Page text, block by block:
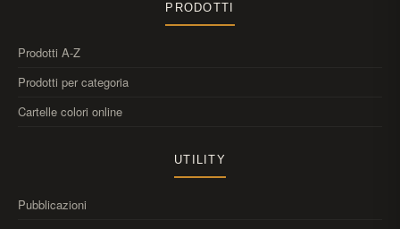
PRODOTTI
Prodotti A-Z
Prodotti per categoria
Cartelle colori online
UTILITY
Pubblicazioni